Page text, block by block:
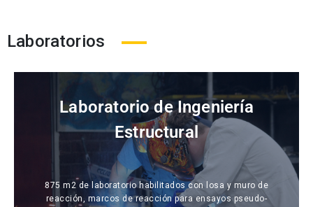
Laboratorios
Laboratorio de Ingeniería
Estructural
875 m2 de laboratorio habilitados con losa y muro de
reacción, marcos de reacción para ensayos pseudo-